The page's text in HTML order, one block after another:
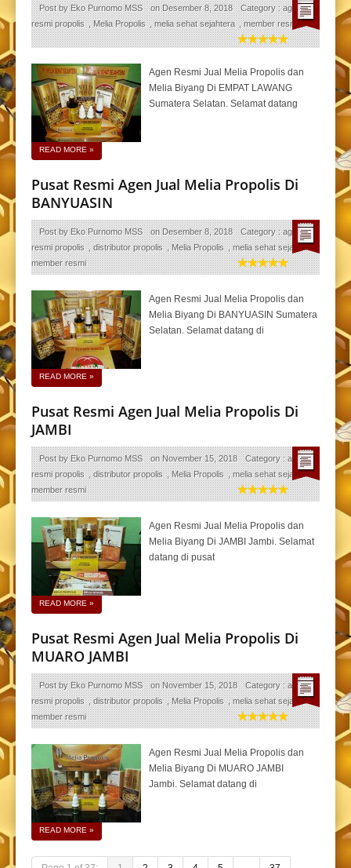
Post byEko Purnomo MSS onDesember 8, 2018 Category :agen
resmi propolis ,Melia Propolis ,melia sehat sejahtera ,member resmi
Agen Resmi Jual Melia Propolis dan
Melia Biyang Di EMPAT LAWANG
Sumatera Selatan. Selamat datang
READ MORE »
Pusat Resmi Agen Jual Melia Propolis Di
BANYUASIN
Post byEko Purnomo MSS onDesember 8, 2018 Category :agen
resmi propolis ,distributor propolis ,Melia Propolis ,melia sehat sejahtera
member resmi
Agen Resmi Jual Melia Propolis dan
Melia Biyang Di BANYUASIN Sumatera
Selatan. Selamat datang di
READ MORE »
Pusat Resmi Agen Jual Melia Propolis Di
JAMBI
Post byEko Purnomo MSS onNovember 15, 2018 Category :agen
resmi propolis ,distributor propolis ,Melia Propolis ,melia sehat sejahtera
member resmi
Agen Resmi Jual Melia Propolis dan
Melia Biyang Di JAMBI Jambi. Selamat
datang di pusat
READ MORE »
Pusat Resmi Agen Jual Melia Propolis Di
MUARO JAMBI
Post byEko Purnomo MSS onNovember 15, 2018 Category :agen
resmi propolis ,distributor propolis ,Melia Propolis ,melia sehat sejahtera
member resmi
Agen Resmi Jual Melia Propolis dan
Melia Biyang Di MUARO JAMBI
Jambi. Selamat datang di
READ MORE »